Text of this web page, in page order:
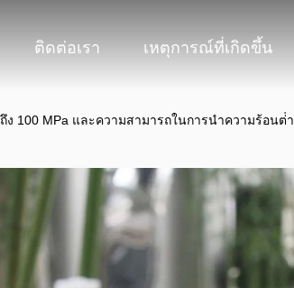
ติดต่อเรา เหตุการณ์ที่เกิดขึ้น
100 MPa และความสามารถในการนําความร้อนต่ํา